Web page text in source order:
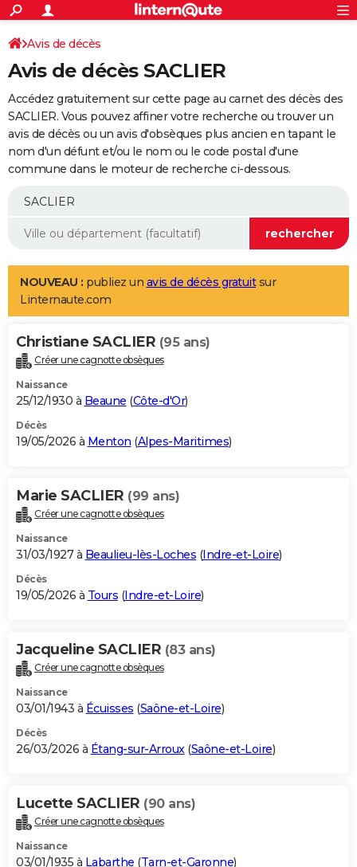
ACTUALITÉS
Politique
Société
Faits Divers
Education
Monde
Villes
+
SPORT
Coupe du monde 2026
Football
Tennis
Cyclisme
Rugby
Forum
Programme TV
TNT
Streaming
Cinéma
Sorties cinéma
Musique
+
FINANCE
Retraite
Epargne
Immobilier
Risques naturels par ville
Banque
Assurance
AUTO
Essais
Réserver un essai
Citadines
Berlines
SUV
Forum auto
+
Mobiles
Meilleur smartphone
Internet
Ordinateurs
Jeux vidéo
Guide high-tech
Aménagement intérieur
LIFESTYLE
Art de vivre
Bien-être
Loisirs
Mode
Modes de vie
Alimentation
Guide de la santé
Maladies
Médicaments
Sommeil
VOYAGE
Destinations
City break
Voyage nature
Voyage de noces
Forum
Climat
+PHOTO
GUIDES D'ACHAT
BONS PLANS
Carte de Noël
Carte Bonne année
Carte Saint-Valentin
Carte Pâques
Carte d'anniversaire
DICTIONNAIRE
Dictionnaire
Biographies
Citations
Expressions
Proverbes
PROGRAMME TV
S'inscrire
Se connecter
Lycées
Collèges
Primaires
Universités
Entreprises
Service militaire
Avis de recherche
AVIS DE DÉCÈS
Bricolage
Lifestyle
Culture
Sport
Auto
Television
Voyage
Cinema
Avis de décès
Avis de décès SACLIER
Accédez gratuitement sur cette page au carnet des décès des
SACLIER. Vous pouvez affiner votre recherche ou trouver un
avis de décès ou un avis d'obsèques plus ancien en tapant le
nom d'un défunt et/ou le nom ou le code postal d'une
commune dans le moteur de recherche ci-dessous.
NOUVEAU : publiez un avis de décès gratuitsur
Linternaute.com
Christiane SACLIER (95 ans)
Créer une cagnotte obsèques
Naissance
25/12/1930 à Beaune (Côte-d'Or)
Décès
19/05/2026 à Menton (Alpes-Maritimes)
Marie SACLIER (99 ans)
Créer une cagnotte obsèques
Naissance
31/03/1927 à Beaulieu-lès-Loches (Indre-et-Loire)
Décès
19/05/2026 à Tours (Indre-et-Loire)
Jacqueline SACLIER (83 ans)
Créer une cagnotte obsèques
Naissance
03/01/1943 à Écuisses (Saône-et-Loire)
Décès
26/03/2026 à Étang-sur-Arroux(Saône-et-Loire)
Lucette SACLIER (90 ans)
Créer une cagnotte obsèques
Naissance
03/01/1935 à Labarthe (Tarn-et-Garonne)